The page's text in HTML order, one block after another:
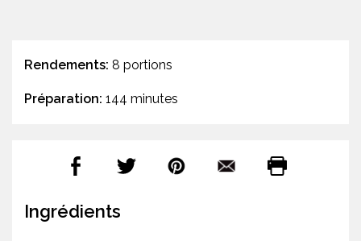
Rendements: 8 portions
Préparation: 144 minutes
Ingrédients